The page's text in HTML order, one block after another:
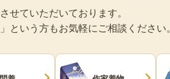
せていただいております。
という方もお気軽にご相談ください。